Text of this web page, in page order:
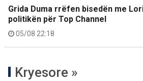
Grida Duma rrëfen bisedën me
politikën për Top Channel
05/08 22:18
Kryesore »